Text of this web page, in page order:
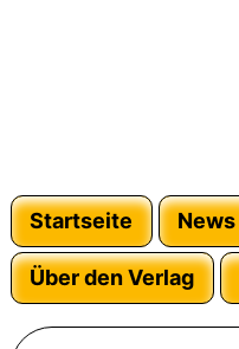
Startseite News
Über den Verlag